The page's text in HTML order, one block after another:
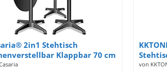
2in1 Stehtisch
Klappbar 70 cm
cm Aluminium Wetterfest Ø
von